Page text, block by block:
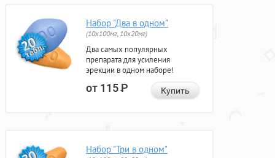
Набор "Два в одном"
(10x100мг, 10x20мг)
Два самых популярных
препарата для усиления
эрекции в одном наборе!
от 115Р Купить
Набор "Три в одном"